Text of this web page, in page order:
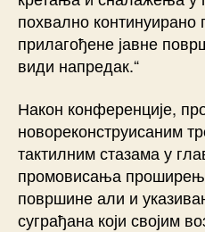
похвално
прилагођене јавне
види напредак.“
Након конференције,
новореконструисаним
тактилним стазама у
промовисања
површине али и
суграђана који својим